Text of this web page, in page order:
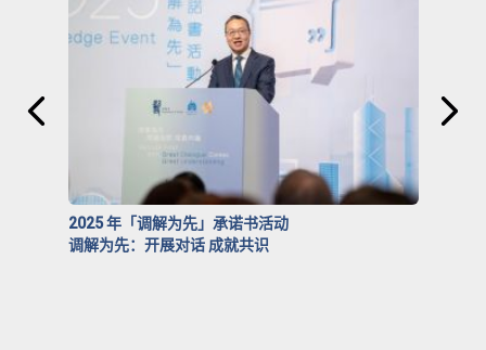
2025 年「调解为先」承诺书活动
调解为先：开展对话 成就共识